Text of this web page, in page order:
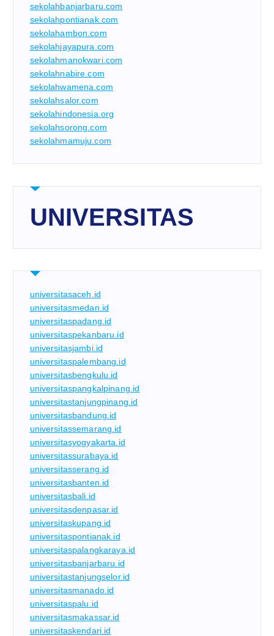
sekolahbanjarbaru.com
sekolahpontianak.com
sekolahambon.com
sekolahjayapura.com
sekolahmanokwari.com
sekolahnabire.com
sekolahwamena.com
sekolahsalor.com
sekolahindonesia.org
sekolahsorong.com
sekolahmamuju.com
UNIVERSITAS
universitasaceh.id
universitasmedan.id
universitaspadang.id
universitaspekanbaru.id
universitasjambi.id
universitaspalembang.id
universitasbengkulu.id
universitaspangkalpinang.id
universitastanjungpinang.id
universitasbandung.id
universitassemarang.id
universitasyogyakarta.id
universitassurabaya.id
universitasserang.id
universitasbanten.id
universitasbali.id
universitasdenpasar.id
universitaskupang.id
universitaspontianak.id
universitaspalangkaraya.id
universitasbanjarbaru.id
universitastanjungselor.id
universitasmanado.id
universitaspalu.id
universitasmakassar.id
universitaskendari.id